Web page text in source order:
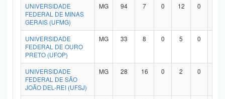
UNIVERSIDADE
FEDERAL DE MINAS
GERAIS (UFMG)
MG 94 7 0 12 0
UNIVERSIDADE
FEDERAL DE OURO
PRETO (UFOP)
MG 33 8 0 5 0
UNIVERSIDADE
FEDERAL DE SÃO
JOÃO DEL-REI (UFSJ)
MG 28 16 0 2 0